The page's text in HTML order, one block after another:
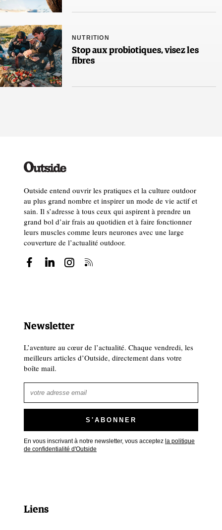
NUTRITION
Stop aux probiotiques, visez les
fibres
Outside entend ouvrir les pratiques et la culture outdoor
au plus grand nombre et inspirer un mode de vie actif et
sain. Il s’adresse à tous ceux qui aspirent à prendre un
grand bol d’air frais au quotidien et à faire fonctionner
leurs muscles comme leurs neurones avec une large
couverture de l’actualité outdoor.
Newsletter
L’aventure au cœur de l’actualité. Chaque vendredi, les
meilleurs articles d’Outside, directement dans votre
boîte mail.
En vous inscrivant à notre newsletter, vous acceptez la politique
de confidentialité d'Outside
Liens